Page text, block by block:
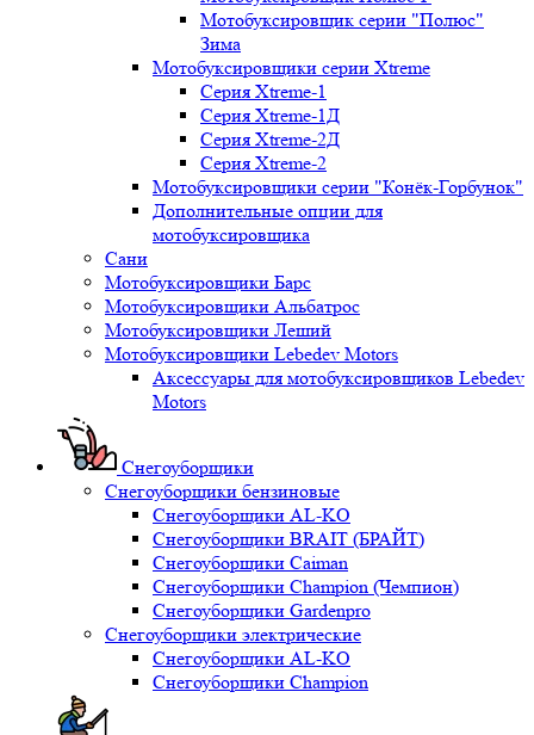
Мотобуксировщик серии "Полюс"
Зима
Мотобуксировщики серии Xtreme
Серия Xtreme-1
Серия Xtreme-1Д
Серия Xtreme-2Д
Серия Xtreme-2
Мотобуксировщики серии "Конёк-Горбунок"
Дополнительные опции для
мотобуксировщика
Сани
Мотобуксировщики Барс
Мотобуксировщики Альбатрос
Мотобуксировщики Леший
Мотобуксировщики Lebedev Motors
Аксессуары для мотобуксировщиков Lebedev
Motors
Снегоуборщики
Снегоуборщики бензиновые
Снегоуборщики AL-KO
Снегоуборщики BRAIT (БРАЙТ)
Снегоуборщики Caiman
Снегоуборщики Champion (Чемпион)
Снегоуборщики Gardenpro
Снегоуборщики электрические
Снегоуборщики AL-KO
Снегоуборщики Champion